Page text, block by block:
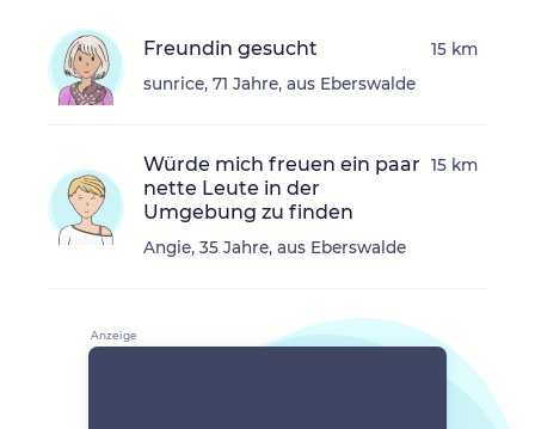
Freundin gesucht
sunrice, 71 Jahre, aus Eberswalde
15 km
Würde mich freuen ein paar
nette Leute in der
Umgebung zu finden
Angie, 35 Jahre, aus Eberswalde
15 km